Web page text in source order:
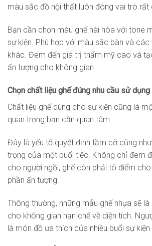
màu sắc đồ nội thất luôn đóng vai trò rất
Bạn cần chọn màu ghế hài hòa với tone
sự kiện. Phù hợp với màu sắc bàn và
khác. Đem đến giá trị thẩm mỹ cao và
ấn tượng cho không gian.
Chọn chất liệu ghế đúng nhu cầu sử dụng
Chất liệu ghế dùng cho sự kiện cũng là
quan trọng bạn cần quan tâm.
Đây là yếu tố quyết định tầm cỡ cũng
trọng của một buổi tiệc. Không chỉ đem
cho người ngồi, ghế còn phải tô điểm
phần ấn tượng.
Thông thường, những mẫu ghế nhựa sẽ
cho không gian hạn chế về diện tích.
là món đồ ưa thích của nhiều buổi sự kiện